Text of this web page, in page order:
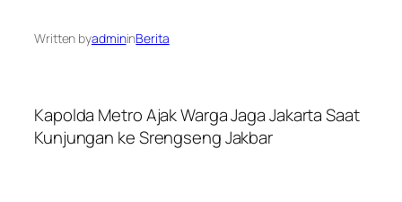
Written byadmininBerita
Kapolda Metro Ajak Warga Jaga Jakarta Saat
Kunjungan ke Srengseng Jakbar